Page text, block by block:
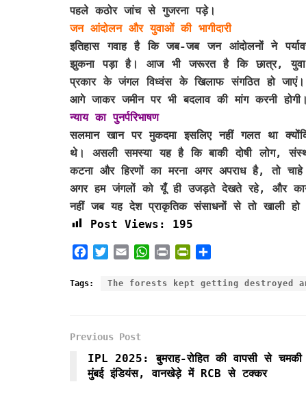
पहले कठोर जांच से गुजरना पड़े।
जन आंदोलन और युवाओं की भागीदारी
इतिहास गवाह है कि जब-जब जन आंदोलनों ने
झुकना पड़ा है। आज भी जरूरत है कि छात्र, युवा,
प्रकार के जंगल विध्वंस के खिलाफ संगठित हो
आगे जाकर जमीन पर भी बदलाव की मांग करनी होगी।
न्याय का पुनर्परिभाषण
सलमान खान पर मुकदमा इसलिए नहीं गलत था
थे। असली समस्या यह है कि बाकी दोषी लोग,
कटना और हिरणों का मरना अगर अपराध है, तो चाहे
अगर हम जंगलों को यूँ ही उजड़ते देखते रहे, और
नहीं जब यह देश प्राकृतिक संसाधनों से तो खाली
Post Views:
195
c
o
k
i
r
a
a
p
i
i
i
e
a
Tags: The forests kept getting destroyed
Previous Post
IPL 2025: बुमराह-रोहित की वापसी से चमकी
मुंबई इंडियंस, वानखेड़े में RCB से टक्कर